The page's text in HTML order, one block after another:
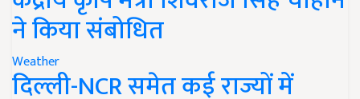
ने किया संबोधित
Weather
दिल्ली-NCR समेत कई राज्यों में